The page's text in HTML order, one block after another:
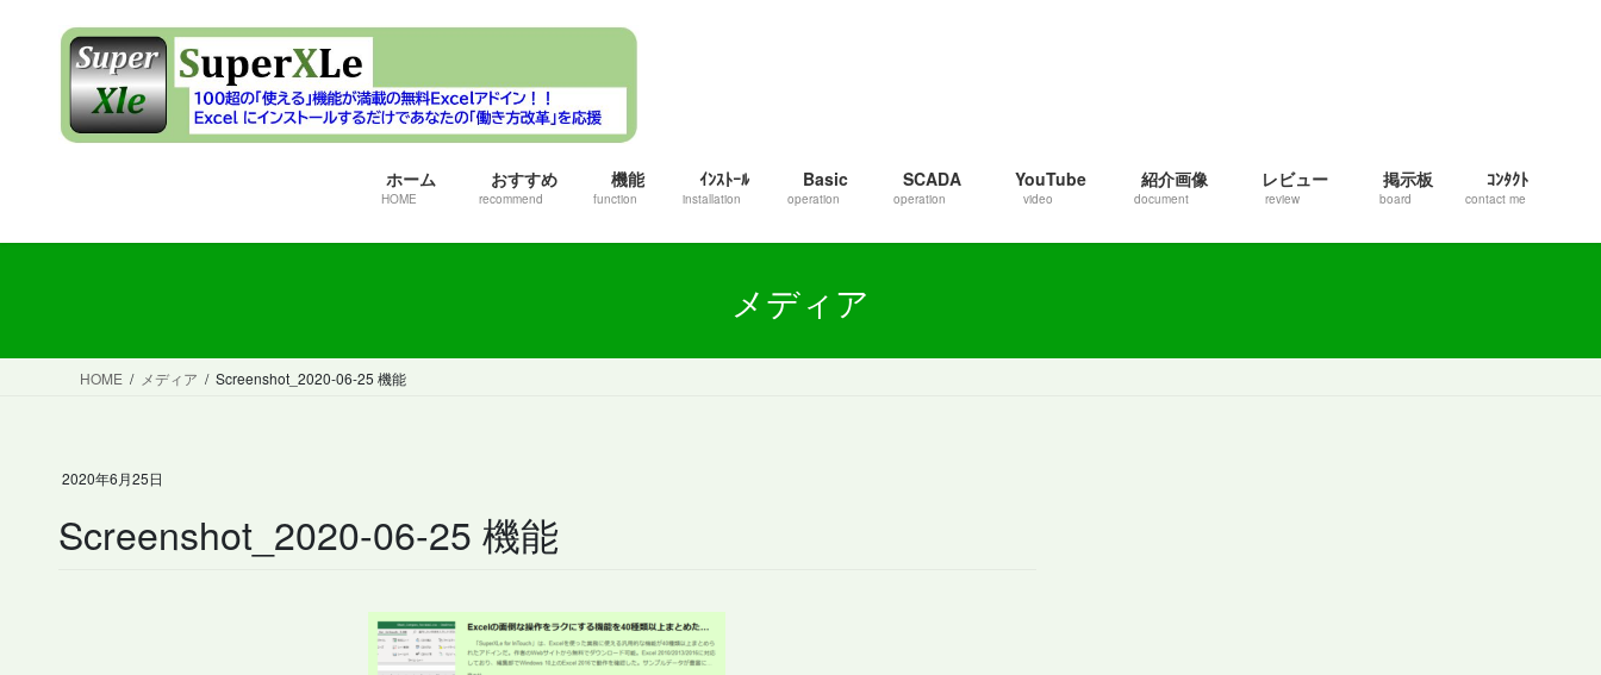
ッ
移
ホーム
HOME
おすすめ
recommend
機能
function
ｲﾝｽﾄｰﾙ
installation
Basic
operation
SCADA
operation
YouTube
video
紹介画像
document
レビュー
review
掲示板
board
ｺﾝﾀｸﾄ
contact me
メディア
HOME メディア Screenshot_2020-06-25 機能
2020年6月25日
Screenshot_2020-06-25 機能